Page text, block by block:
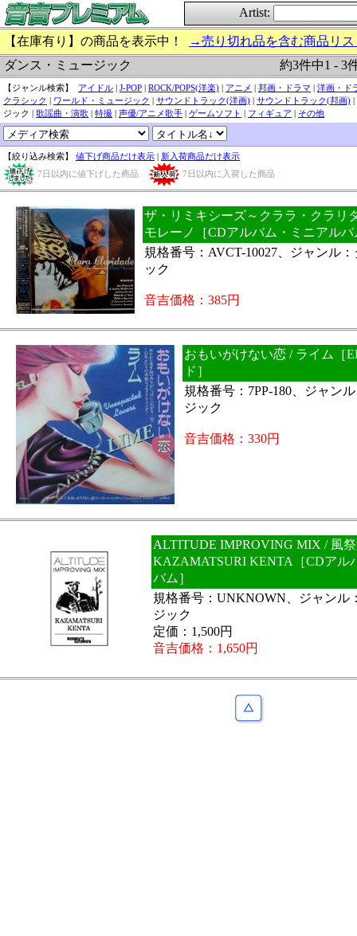
Artist:
【在庫有り】の商品を表示中！
→売り切れ品を含む商品リ
ダンス・ミュージック
約3件中1 - 3
【ジャンル検索】 アイドル | J-POP | ROCK/POPS(洋楽) | アニメ | 邦画・ドラマ | 洋画・ド
クラシック | ワールド・ミュージック | サウンドトラック(洋画) | サウンドトラック(邦画) |
ジック | 歌謡曲・演歌 | 特撮 | 声優/アニメ歌手 | ゲームソフト | フィギュア | その他
【絞り込み検索】 値下げ商品だけ表示 | 新入荷商品だけ表示
7日以内に値下げした商品
7日以内に入荷した商品
ザ・リミキシーズ～クララ・クラリ
モレーノ［CDアルバム・ミニアルバ
規格番号：AVCT-10027、ジャンル
ック
音吉価格：385円
おもいがけない恋 / ライム［
ド］
規格番号：7PP-180、ジャン
ジック
音吉価格：330円
ALTITUDE IMPROVING MIX / 風
KAZAMATSURI KENTA［CDアル
バム］
規格番号：UNKNOWN、ジャンル
ジック
定価：1,500円
音吉価格：1,650円